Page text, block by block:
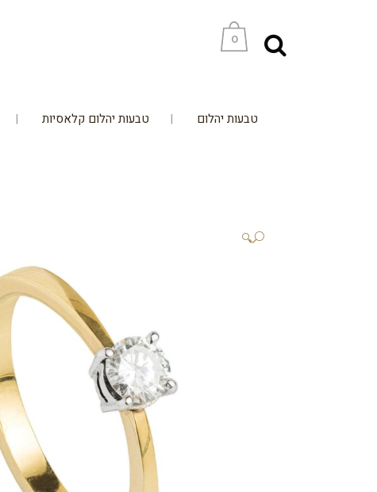
0
טבעות יהלום טבעות יהלום קלאסיות
🔍